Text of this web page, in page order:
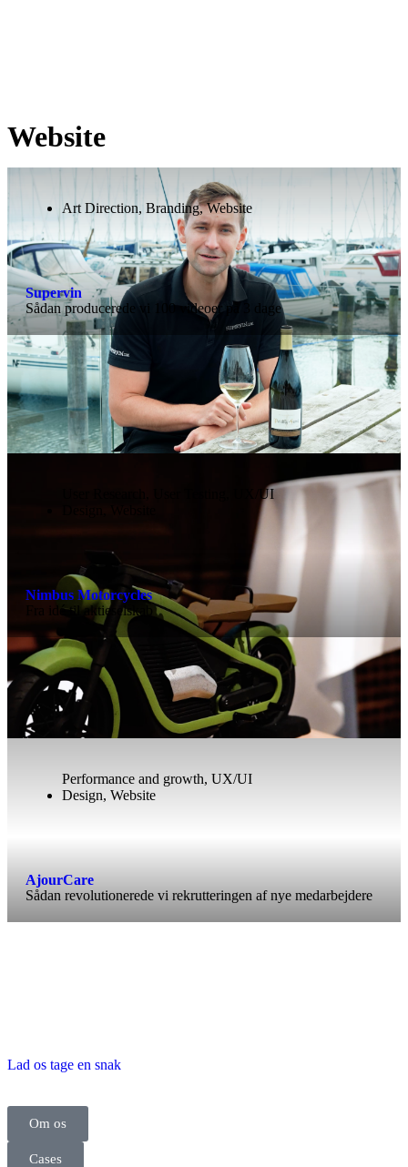
Website
Art Direction, Branding,Website
Supervin
Sådan producerede vi 100 videoer på 3 dage
UX/UI
Nimbus Motorcycles
Fra idé til aktieselskab
Performance and growth, UX/UI
Design, Website
AjourCare
Sådan revolutionerede vi rekrutteringen af nye medarbejdere
Lad os tage en snak
Om os
Cases